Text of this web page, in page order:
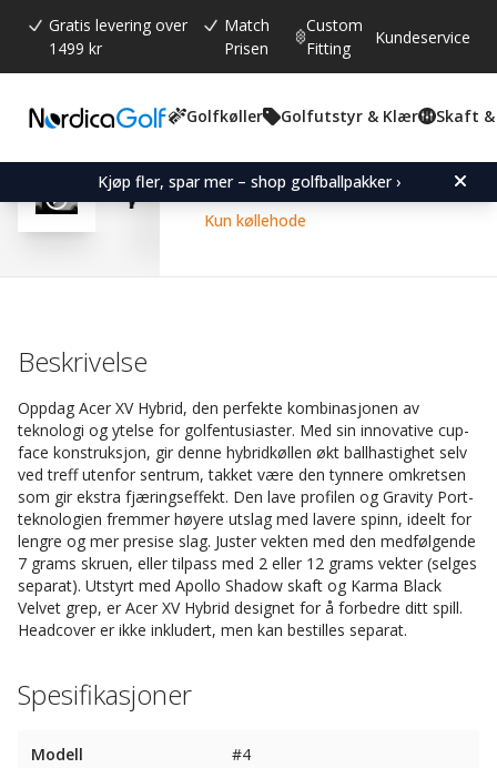
Gratis levering over
1499 kr
Match
Prisen
Custom
Fitting
Kundeservice
Golfkøller Golfutstyr & Klær Skaft &
Kjøp fler, spar mer – shop golfballpakker ›
Gjennomsnittskarakter:
4.7 (stemmer:
15)
Acer XV Hybrid-Right-#4
Kun køllehode
Beskrivelse
Oppdag Acer XV Hybrid, den perfekte kombinasjonen av
teknologi og ytelse for golfentusiaster. Med sin innovative cup-
face konstruksjon, gir denne hybridkøllen økt ballhastighet selv
ved treff utenfor sentrum, takket være den tynnere omkretsen
som gir ekstra fjæringseffekt. Den lave profilen og Gravity Port-
teknologien fremmer høyere utslag med lavere spinn, ideelt for
lengre og mer presise slag. Juster vekten med den medfølgende
7 grams skruen, eller tilpass med 2 eller 12 grams vekter (selges
separat). Utstyrt med Apollo Shadow skaft og Karma Black
Velvet grep, er Acer XV Hybrid designet for å forbedre ditt spill.
Headcover er ikke inkludert, men kan bestilles separat.
Spesifikasjoner
Modell #4